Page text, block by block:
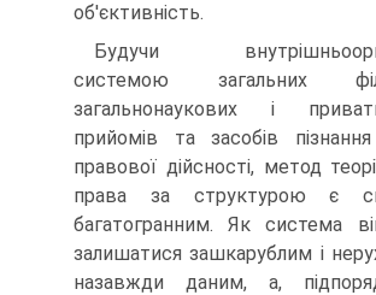
об'єктивність.
Будучи
системою загальних
загальнонаукових і
прийомів та засобів
правової дійсності, метод
права за структурою є
багатогранним. Як система
залишатися зашкарублим і
назавжди даним, а,